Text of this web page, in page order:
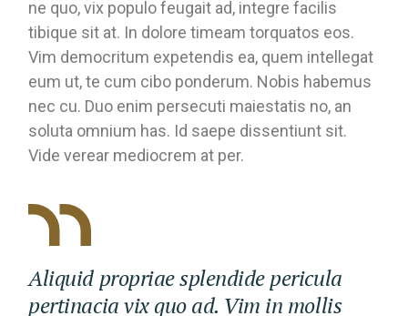
ne quo, vix populo feugait ad, integre facilis
tibique sit at. In dolore timeam torquatos eos.
Vim democritum expetendis ea, quem intellegat
eum ut, te cum cibo ponderum. Nobis habemus
nec cu. Duo enim persecuti maiestatis no, an
soluta omnium has. Id saepe dissentiunt sit.
Vide verear mediocrem at per.
Aliquid propriae splendide pericula
pertinacia vix quo ad. Vim in mollis